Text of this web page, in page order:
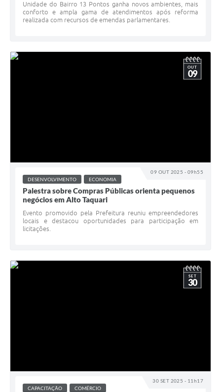
Unidade do Bairro 13 Pontos ganha novos ambientes, mais
conforto e ampla gama de atendimentos após reforma
realizada com recursos de emendas parlamentares.
09 OUT 2025 - 09h55
OUT
09
DESENVOLVIMENTO ECONOMIA
Palestra sobre Compras Públicas orienta pequenos
negócios em Alto Taquari
Evento promovido pela Prefeitura reuniu empreendedores
locais e destacou oportunidades para participação em
licitações.
30 SET 2025 - 11h17
SET
30
CAPACITAÇÃO
COMÉRCIO